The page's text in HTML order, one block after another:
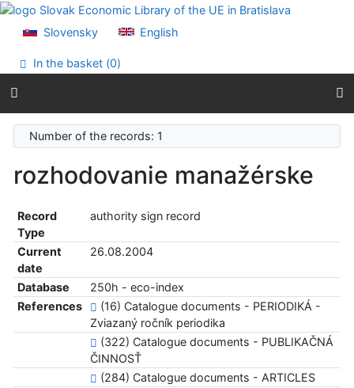
Go to content
Accessibility declaration
Slovensky English
In the basket (0)
Number of the records: 1
rozhodovanie manažérske
Record
Type
authority sign record
Current
date
26.08.2004
Database
250h - eco-index
References
(16) Catalogue documents - PERIODIKÁ -
Zviazaný ročník periodika
(322) Catalogue documents - PUBLIKAČNÁ
ČINNOSŤ
(284) Catalogue documents - ARTICLES